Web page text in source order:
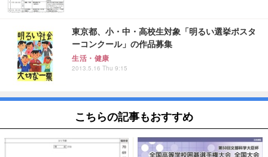
東京都、小・中・高校生対象「明るい選挙ポスタ
ーコンクール」の作品募集
生活・健康
2013.5.16 Thu 9:15
こちらの記事もおすすめ